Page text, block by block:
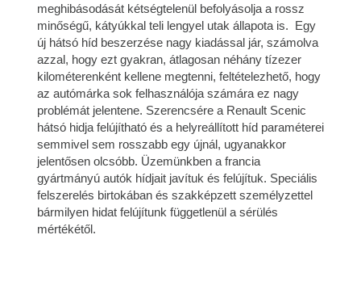
meghibásodását kétségtelenül befolyásolja a rossz
minőségű, kátyúkkal teli lengyel utak állapota is. Egy
új hátsó híd beszerzése nagy kiadással jár, számolva
azzal, hogy ezt gyakran, átlagosan néhány tízezer
kilométerenként kellene megtenni, feltételezhető, hogy
az autómárka sok felhasználója számára ez nagy
problémát jelentene. Szerencsére a Renault Scenic
hátsó hidja felújítható és a helyreállított híd paraméterei
semmivel sem rosszabb egy újnál, ugyanakkor
jelentősen olcsóbb. Üzemünkben a francia
gyártmányú autók hídjait javítuk és felújítuk. Speciális
felszerelés birtokában és szakképzett személyzettel
bármilyen hidat felújítunk függetlenül a sérülés
mértékétől.